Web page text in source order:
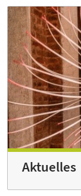
Aktuelles